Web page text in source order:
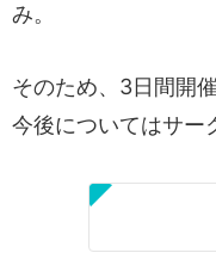
み。
そのため、3日間開
今後についてはサー